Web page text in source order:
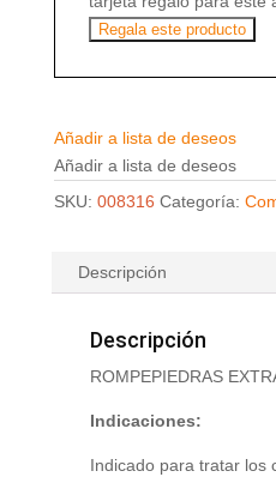
Regala este producto
Añadir a lista de deseos
Añadir a lista de deseos
SKU: 008316 Categoría:
Descripción
Descripción
ROMPEPIEDRAS
Indicaciones:
Indicado para tratar los